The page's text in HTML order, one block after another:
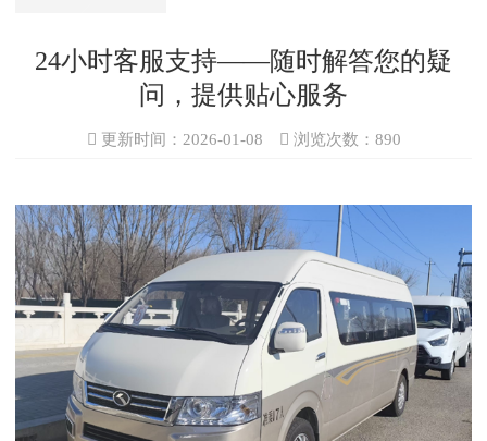
24小时客服支持——随时解答您的疑
问，提供贴心服务
更新时间：2026-01-08 浏览次数： 890
常见问题
1.如何订车